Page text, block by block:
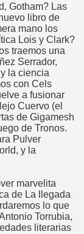
Gotham? Las
libro de
mano los
Lois y Clark?
traemos una
Serrador,
la ciencia
con Cels
a fusionar
Cuervo (el
de Gigamesh
de Tronos.
Pulver
y la
marvelita
de La llegada
lo que
Torrubia,
literarias